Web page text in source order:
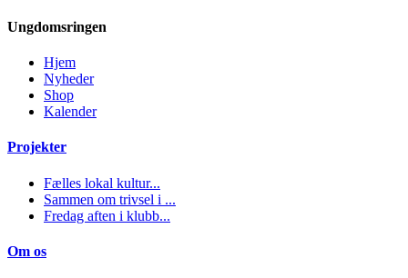
Ungdomsringen
Hjem
Nyheder
Shop
Kalender
Projekter
Fælles lokal kultur...
Sammen om trivsel i ...
Fredag aften i klubb...
Om os